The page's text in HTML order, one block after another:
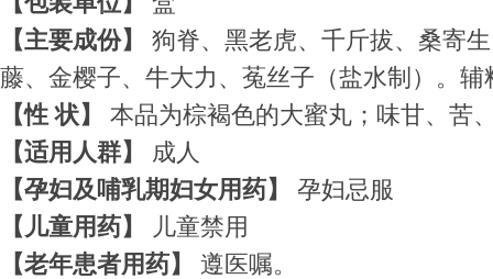
【主要成份】
狗脊、黑老虎、千斤拔、桑寄
藤、金樱子、牛大力、菟丝子（盐水制）。辅
【性 状】
本品为棕褐色的大蜜丸；味甘、苦
【适用人群】
成人
【孕妇及哺乳期妇女用药】
孕妇忌服
【儿童用药】
儿童禁用
【老年患者用药】
遵医嘱。